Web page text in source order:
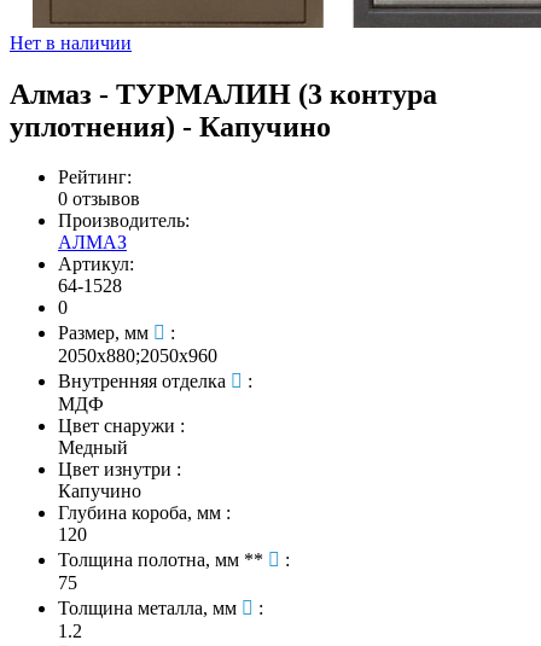
Нет в наличии
Алмаз - ТУРМАЛИН (3 контура
уплотнения) - Капучино
Рейтинг:
0 отзывов
Производитель:
АЛМАЗ
Артикул:
64-1528
0
Размер, мм
:
2050х880;2050х960
Внутренняя отделка
:
МДФ
Цвет снаружи :
Медный
Цвет изнутри :
Капучино
Глубина короба, мм :
120
Толщина полотна, мм **
:
75
Толщина металла, мм
:
1.2